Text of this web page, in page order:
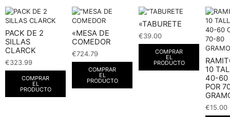
PACK DE 2
SILLAS
CLARCK
€323.99
COMPRAR
EL
PRODUCTO
«MESA DE
COMEDOR
€724.79
COMPRAR
EL
PRODUCTO
«TABURETE
€39.00
COMPRAR
EL
PRODUCTO
10
40-60
POR
€15.00